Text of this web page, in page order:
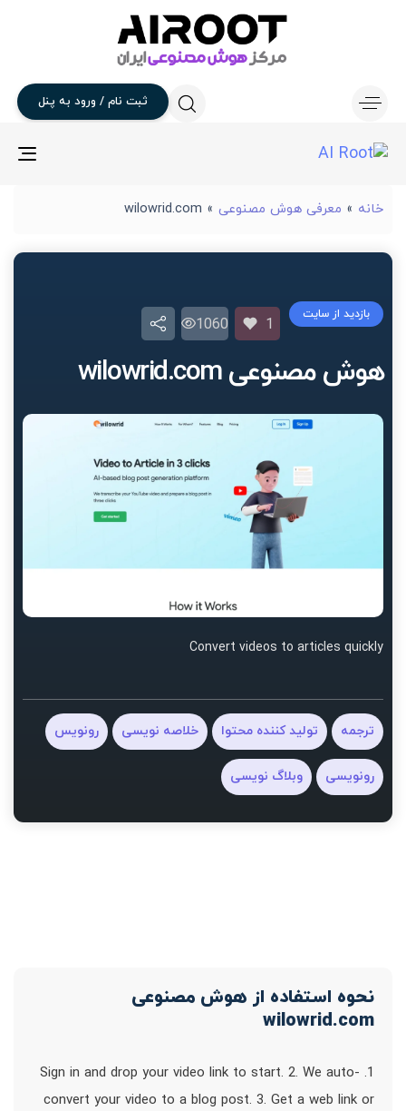
ثبت نام / ورود به پنل
خانه » معرفی هوش مصنوعی »
wilowrid.com
هوش مصنوعی wilowrid.com
بازدید از سایت
1
1060
Convert videos to articles quickly
ترجمه تولید کننده محتوا خلاصه نویسی رونویس
رونویسی وبلاگ نویسی
نحوه استفاده از هوش مصنوعی
wilowrid.com
1. Sign in and drop your video link to start. 2. We auto-
convert your video to a blog post. 3. Get a web link or